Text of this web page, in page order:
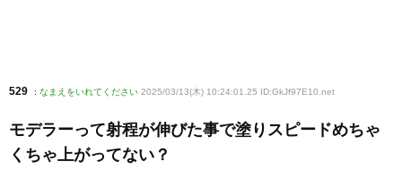
529 : なまえをいれてください 2025/03/13(木) 10:24:01.25 ID:GkJf97E10 .net
モデラーって射程が伸びた事で塗りスピードめちゃ
くちゃ上がってない？